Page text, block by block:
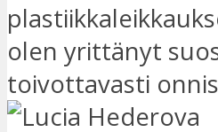
olen yrittänyt
toivottavasti